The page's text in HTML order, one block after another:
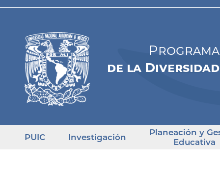
de la
PUIC Investigación
Planeación y
Educativa